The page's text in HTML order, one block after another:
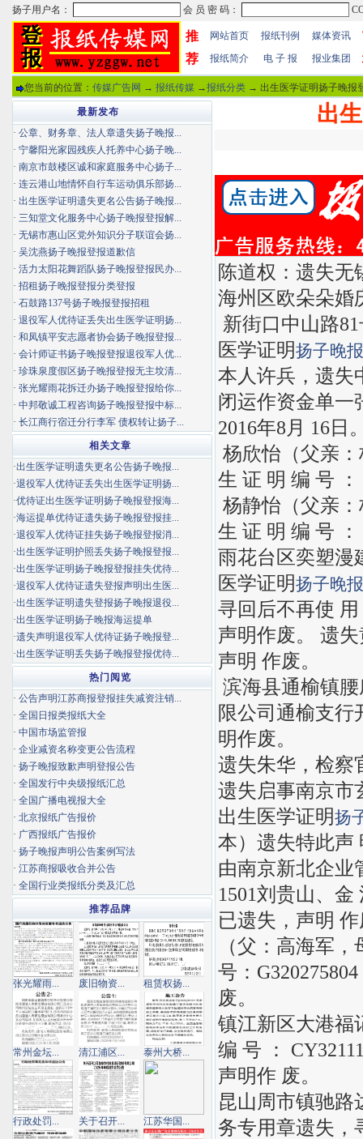
推
荐
网站首页 报纸刊例 媒体资讯
报纸简介 电 子 报 报业集团
您当前的位置： 传媒广告网 → 报纸传媒 →报纸分类 → 出生医学证明扬子晚报
出
陈道权：遗失无
海州区欧朵朵婚
新街口中山路
医学证明扬子晚报
本人许兵，遗失
闭运作资金单一
2016年8月 16日
杨欣怡（父亲
生 证 明 编 号
杨静怡（父亲
生 证 明 编 号
雨花台区奕塑漫
医学证明扬子晚报
寻回后不再使
声明作废。 遗
声明 作废。
滨海县通榆镇
限公司通榆支行
明作废。
遗失朱华，检察
遗失启事南京市
出生医学证明扬
本）遗失特此声
由南京新北企业
1501刘贵山、
已遗失，声明
（父：高海军
号：
废。
镇江新区大港福
编 号 ：
声明作 废。
昆山周市镇驰路
务专用章遗失，
最新发布
· 公章、财务章、法人章遗失扬子晚报...
· 宁馨阳光家园残疾人托养中心扬子晚...
· 南京市鼓楼区诚和家庭服务中心扬子...
· 连云港山地情怀自行车运动俱乐部扬...
· 出生医学证明遗失更名公告扬子晚报...
· 三知堂文化服务中心扬子晚报登报解...
· 无锡市惠山区党外知识分子联谊会扬...
· 吴沈燕扬子晚报登报道歉信
· 活力太阳花舞蹈队扬子晚报登报民办...
· 招租扬子晚报登报分类登报
· 石鼓路137号扬子晚报登报招租
· 退役军人优待证丢失出生医学证明扬...
· 和凤镇平安志愿者协会扬子晚报登报...
· 会计师证书扬子晚报登报退役军人优...
· 珍珠泉度假区扬子晚报登报无主坟清...
· 张光耀雨花拆迁办扬子晚报登报给你...
· 中邦敬诚工程咨询扬子晚报登报中标...
· 长江商行宿迁分行李军 债权转让扬子...
相关文章
·出生医学证明遗失更名公告扬子晚报...
·退役军人优待证丢失出生医学证明扬...
·优待证出生医学证明扬子晚报登报海...
·海运提单优待证遗失扬子晚报登报挂...
·退役军人优待证挂失扬子晚报登报消...
·出生医学证明护照丢失扬子晚报登报...
·出生医学证明扬子晚报登报挂失优待...
·退役军人优待证遗失登报声明出生医...
·出生医学证明遗失登报扬子晚报退役...
·出生医学证明扬子晚报海运提单
·遗失声明退役军人优待证扬子晚报登...
·出生医学证明丢失扬子晚报登报优待...
热门阅览
· 公告声明江苏商报登报挂失减资注销...
· 全国日报类报纸大全
· 中国市场监管报
· 企业减资名称变更公告流程
· 扬子晚报致歉声明登报公告
· 全国发行中央级报纸汇总
· 全国广播电视报大全
· 北京报纸广告报价
· 广西报纸广告报价
· 扬子晚报声明公告案例写法
· 江苏商报吸收合并公告
· 全国行业类报纸分类及汇总
推荐品牌
张光耀雨... 废旧物资... 租赁权扬...
常州金坛... 清江浦区... 泰州大桥...
行政处罚... 关于召开... 江苏华国...